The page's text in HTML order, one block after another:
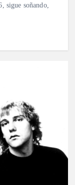
sigue soñando,